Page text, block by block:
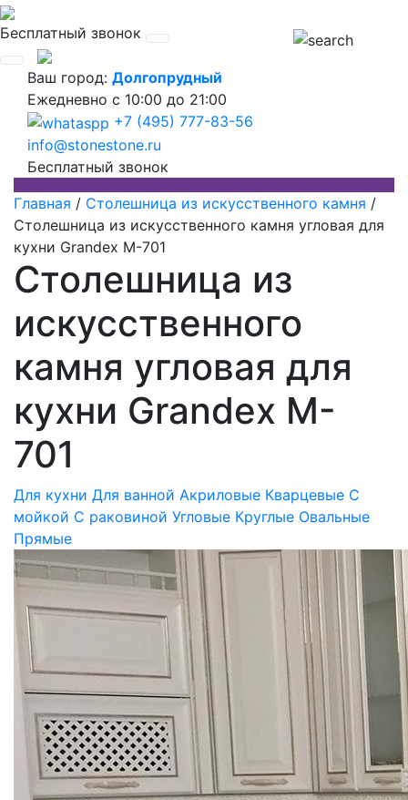
Бесплатный звонок
Ваш город: Долгопрудный
Ежедневно с 10:00 до 21:00
+7 (495) 777-83-56
info@stonestone.ru
Бесплатный звонок
Главная / Столешница из искусственного камня /
Столешница из искусственного камня угловая для
кухни Grandex M-701
Столешница из
искусственного
камня угловая для
кухни Grandex M-
701
Для кухни Для ванной Акриловые Кварцевые С
мойкой С раковиной Угловые Круглые Овальные
Прямые